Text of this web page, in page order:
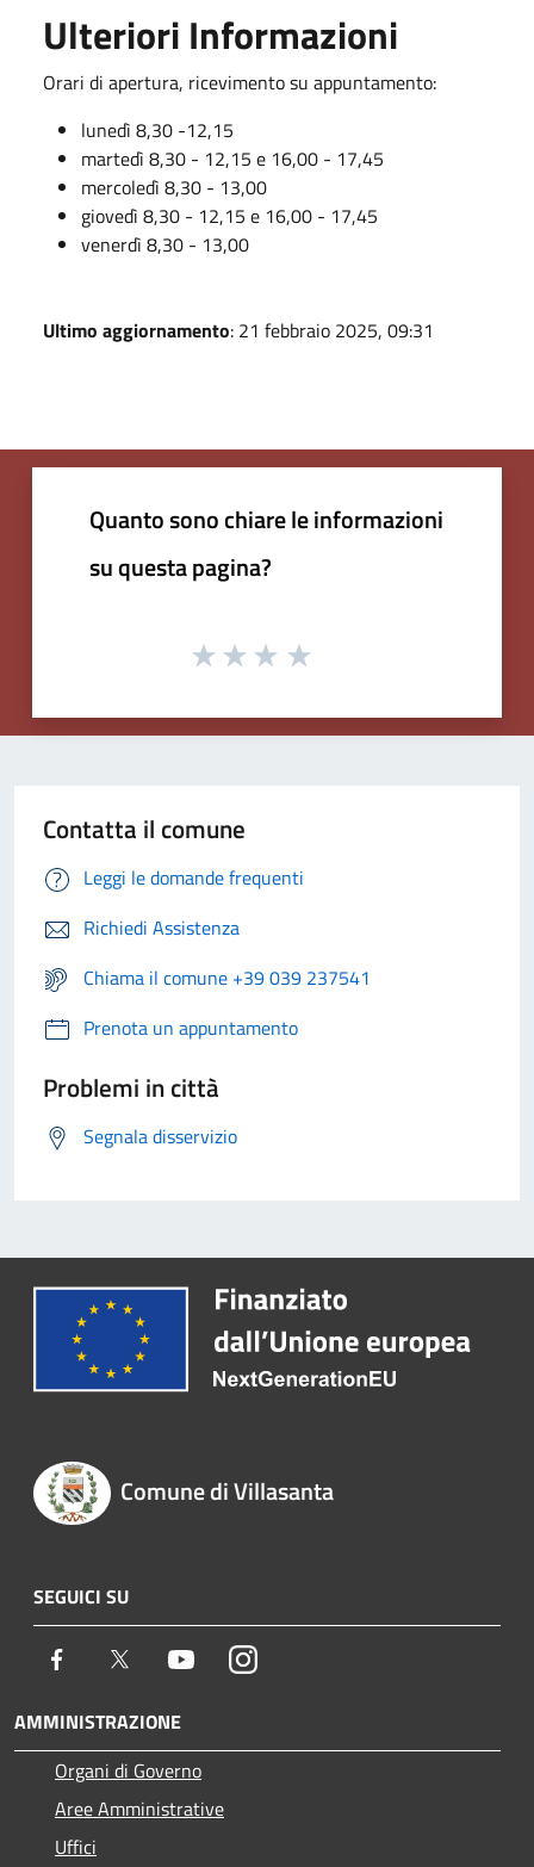
Ulteriori Informazioni
Orari di apertura, ricevimento su appuntamento:
lunedì 8,30 -12,15
martedì 8,30 - 12,15 e 16,00 - 17,45
mercoledì 8,30 - 13,00
giovedì 8,30 - 12,15 e 16,00 - 17,45
venerdì 8,30 - 13,00
Ultimo aggiornamento: 21 febbraio 2025, 09:31
Quanto sono chiare le informazioni
su questa pagina?
Contatta il comune
Leggi le domande frequenti
Richiedi Assistenza
Chiama il comune +39 039 237541
Prenota un appuntamento
Problemi in città
Segnala disservizio
Comune di Villasanta
SEGUICI SU
Facebook Twitter YoutubeInstagram
AMMINISTRAZIONE
Organi di Governo
Aree Amministrative
Uffici